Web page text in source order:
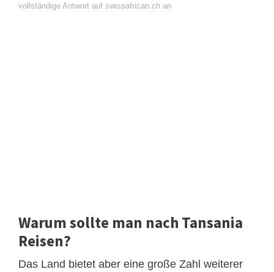
vollständige Antwort auf swissafrican.ch an
Warum sollte man nach Tansania
Reisen?
Das Land bietet aber eine große Zahl weiterer